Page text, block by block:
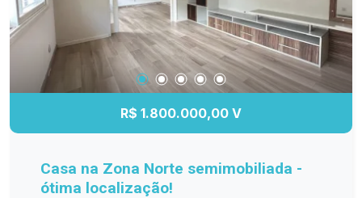
R$ 1.800.000,00 V
Casa na Zona Norte semimobiliada -
ótima localização!